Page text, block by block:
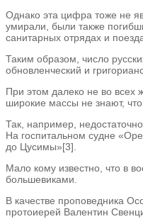
Однако эта цифра тоже не
умирали, были также
санитарных отрядах и
Таким образом, число
обновленческий и
При этом далеко не во всех
широкие массы не знают,
Так, например,
На госпитальном судне
до Цусимы»[3].
Мало кому известно, что в
большевиками.
В качестве проповедника
протоиерей Валентин